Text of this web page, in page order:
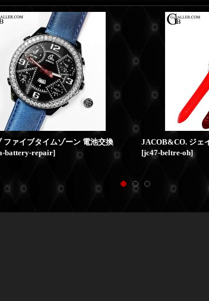
ファイブタイムゾーン 電池交換
battery-repair]
[jc47-beltre-oh]